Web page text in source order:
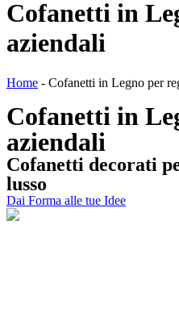
Cofanetti in
aziendali
Home - Cofanetti in Legno per
Cofanetti in
aziendali
Cofanetti decorati
lusso
Dai Forma alle tue Idee